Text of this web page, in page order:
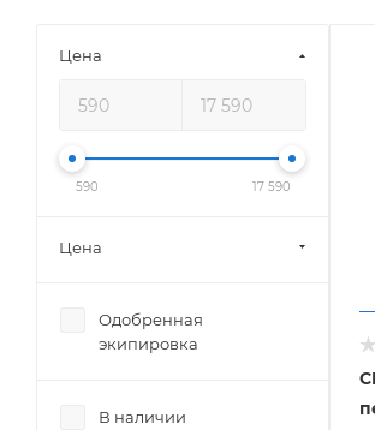
Цена
590 17 590
Цена
Одобренная
экипировка
В наличии